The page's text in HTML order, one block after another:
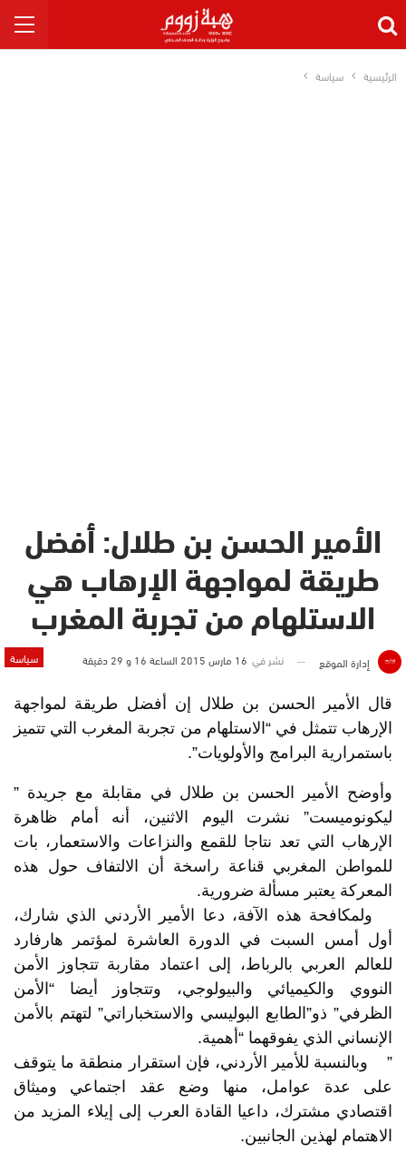
الرئيسية سياسة
الأمير الحسن بن طلال: أفضل
طريقة لمواجهة الإرهاب هي
الاستلهام من تجربة المغرب
سياسة إدارة الموقع نشر في 16 مارس 2015 الساعة 16 و 29 دقيقة
قال الأمير الحسن بن طلال إن أفضل طريقة لمواجهة
الإرهاب تتمثل في “الاستلهام من تجربة المغرب التي تتميز
باستمرارية البرامج والأولويات”.
وأوضح الأمير الحسن بن طلال في مقابلة مع جريدة ”
ليكونوميست” نشرت اليوم الاثنين، أنه أمام ظاهرة
الإرهاب التي تعد نتاجا للقمع والنزاعات والاستعمار، بات
للمواطن المغربي قناعة راسخة أن الالتفاف حول هذه
المعركة يعتبر مسألة ضرورية.
ولمكافحة هذه الآفة، دعا الأمير الأردني الذي شارك،
أول أمس السبت في الدورة العاشرة لمؤتمر هارفارد
للعالم العربي بالرباط، إلى اعتماد مقاربة تتجاوز الأمن
النووي والكيميائي والبيولوجي، وتتجاوز أيضا “الأمن
الظرفي” ذو”الطابع البوليسي والاستخباراتي” لتهتم بالأمن
الإنساني الذي يفوقهما “أهمية.
” وبالنسبة للأمير الأردني، فإن استقرار منطقة ما يتوقف
على عدة عوامل، منها وضع عقد اجتماعي وميثاق
اقتصادي مشترك، داعيا القادة العرب إلى إيلاء المزيد من
الاهتمام لهذين الجانبين.